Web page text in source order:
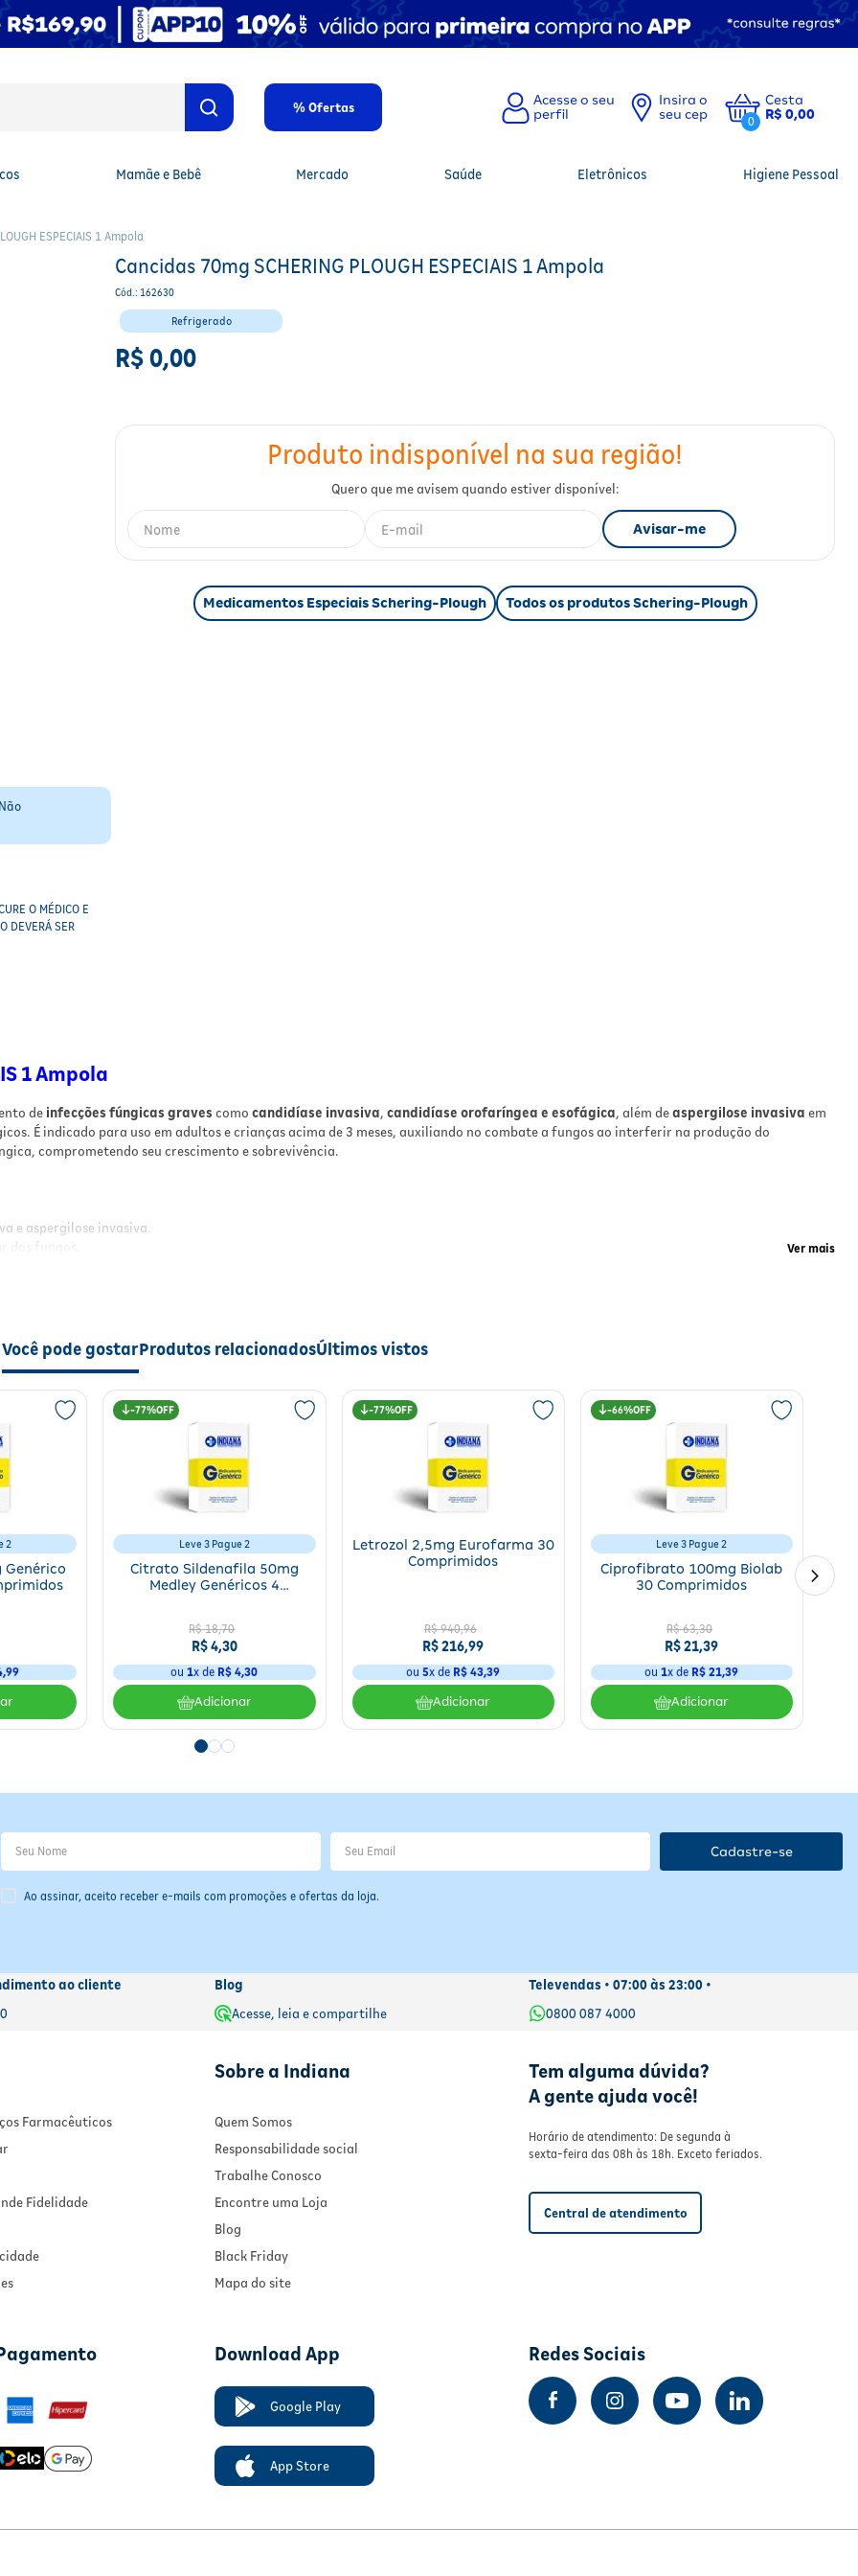
% Ofertas
Insira o
seu cep
0
Cesta
R$ 0,00
Mamãe e Bebê Mercado Saúde Eletrônicos Higiene Pessoal
ESPECIAIS 1 Ampola
O MÉDICO E
DEVERÁ SER
Cancidas 70mg SCHERING PLOUGH ESPECIAIS 1 Ampola
Cód.:162630
Refrigerado
R$ 0,00
Medicamentos Especiais Schering-Plough Todos os produtos Schering-Plough
1 Ampola
de infecções fúngicas graves como candidíase invasiva, candidíase orofaríngea e esofágica, além deaspergilose invasiva em
É indicado para uso em adultos e crianças acima de 3 meses, auxiliando no combate a fungos ao interferir na produção do
comprometendo seu crescimento e sobrevivência.
e aspergilose invasiva.
dos fungos.
dos fungos, contribuindo para a resolução da infecção.
, conforme orientação médica. É importante seguir rigorosamente as instruções do profissional de saúde para garantir a eficácia e
a próxima dose, tome o medicamento assim que lembrar.
a dose esquecida e retome o horário habitual.
compensar o esquecimento, pois isso pode causar efeitos adversos.
de continuar o tratamento.
Ver mais
Você pode gostarProdutos relacionadosÚltimos vistos
2
,99
77%
Leve 3 Pague 2
Citrato Sildenafila 50mg
Medley Genéricos 4
R$ 18,70
R$4,30
ou1x de R$ 4,30
Adicionar
77%
Letrozol 2,5mg Eurofarma 30
Comprimidos
R$ 940,96
R$216,99
ou5x de R$ 43,39
Adicionar
66%
Leve 3 Pague 2
Ciprofibrato 100mg Biolab
30 Comprimidos
R$ 63,30
R$21,39
ou1x de R$ 21,39
Adicionar
Ao assinar, aceito receber e-mails com promoções e ofertas da loja.
Cadastre-se
ao cliente
Blog
Acesse, leia e compartilhe
Televendas • 07:00 às 23:00 •
0800 087 4000
Farmacêuticos
Fidelidade
Sobre a Indiana
Quem Somos
Responsabilidade social
Trabalhe Conosco
Encontre uma Loja
Blog
Black Friday
Mapa do site
Tem alguma dúvida?
A gente ajuda você!
Horário de atendimento: De segunda à
sexta-feira das 08h às 18h. Exceto feriados.
Central de atendimento
Download App
Google Play
App Store
Redes Sociais